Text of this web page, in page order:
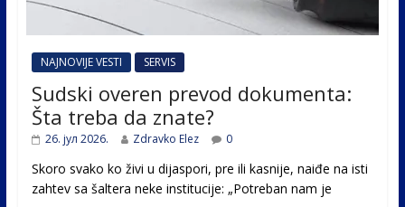
NAJNOVIJE VESTI SERVIS
Sudski overen prevod dokumenta:
Šta treba da znate?
26. јул 2026. Zdravko Elez 0
Skoro svako ko živi u dijaspori, pre ili kasnije, naiđe na isti
zahtev sa šaltera neke institucije: „Potreban nam je